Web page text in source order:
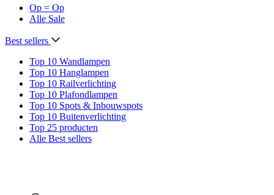
Op = Op
Alle Sale
Best sellers
Top 10 Wandlampen
Top 10 Hanglampen
Top 10 Railverlichting
Top 10 Plafondlampen
Top 10 Spots & Inbouwspots
Top 10 Buitenverlichting
Top 25 producten
Alle Best sellers